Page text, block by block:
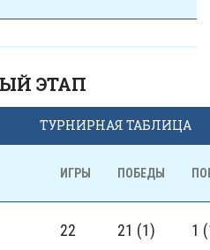
ЭТАП
ТУРНИРНАЯ ТАБЛИЦА
ИГРЫ ПОБЕДЫ
22 21 (1) 1